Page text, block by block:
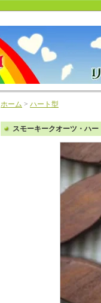
ホーム > ハート型
スモーキークオーツ・ハー